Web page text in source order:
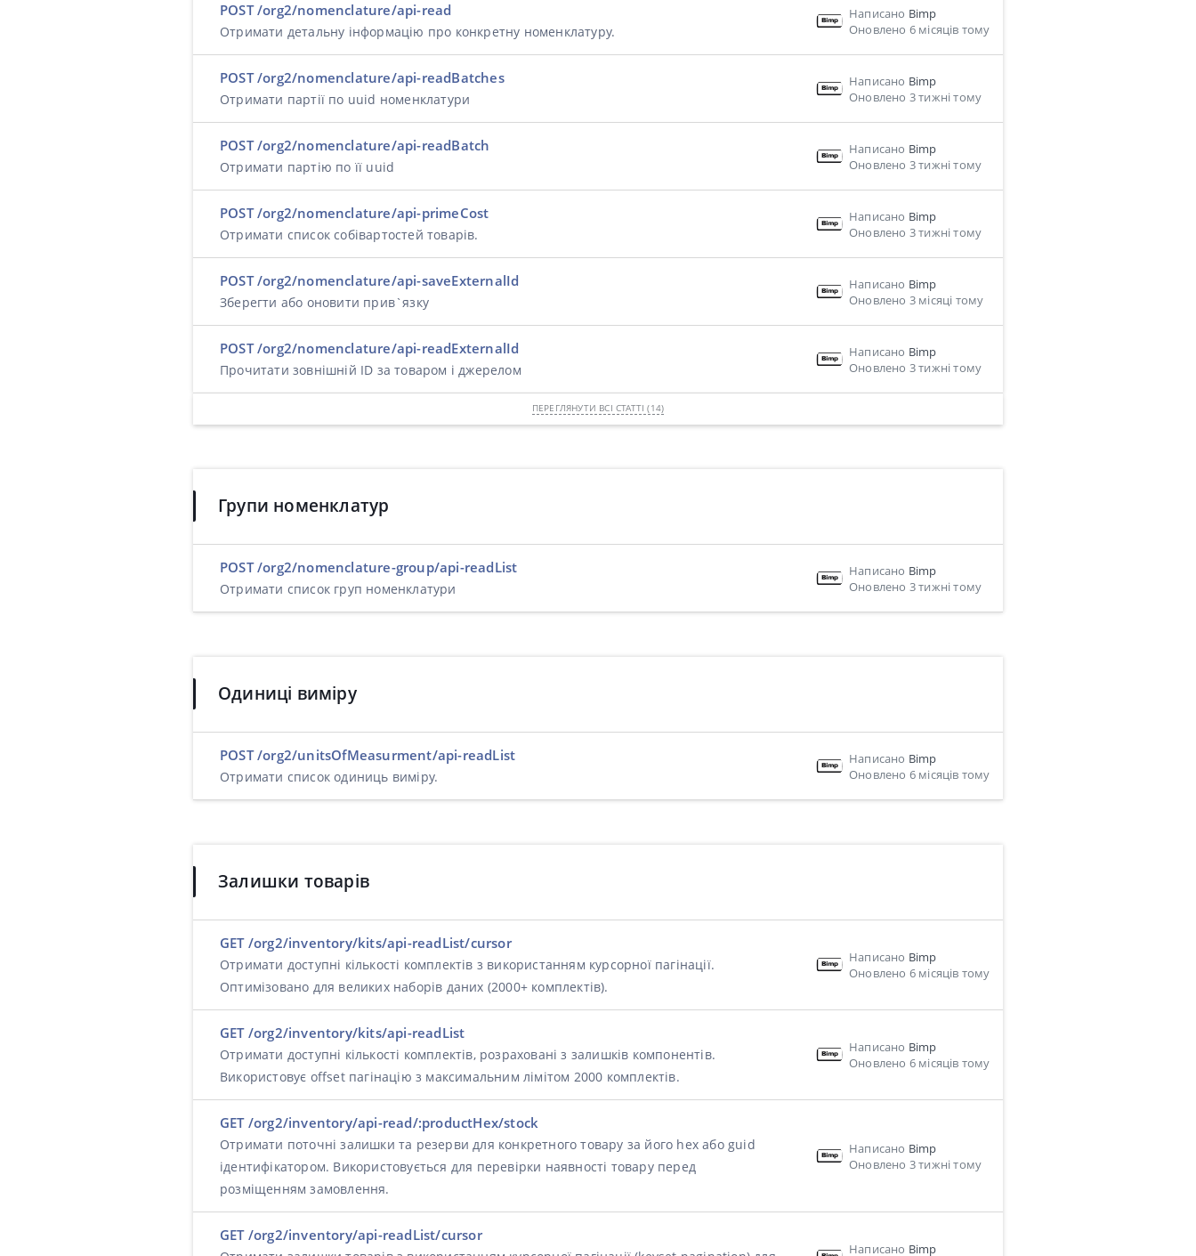
POST /org2/nomenclature/api-read
Отримати детальну інформацію про конкретну номенклатуру.
Написано Bimp
Оновлено 6 місяців тому
POST /org2/nomenclature/api-readBatches
Отримати партії по uuid номенклатури
Написано Bimp
Оновлено 3 тижні тому
POST /org2/nomenclature/api-readBatch
Отримати партію по її uuid
Написано Bimp
Оновлено 3 тижні тому
POST /org2/nomenclature/api-primeCost
Отримати список собівартостей товарів.
Написано Bimp
Оновлено 3 тижні тому
POST /org2/nomenclature/api-saveExternalId
Зберегти або оновити прив`язку
Написано Bimp
Оновлено 3 місяці тому
POST /org2/nomenclature/api-readExternalId
Прочитати зовнішній ID за товаром і джерелом
Написано Bimp
Оновлено 3 тижні тому
ПЕРЕГЛЯНУТИ ВСІ СТАТТІ (14)
Групи номенклатур
POST /org2/nomenclature-group/api-readList
Отримати список груп номенклатури
Написано Bimp
Оновлено 3 тижні тому
Одиниці виміру
POST /org2/unitsOfMeasurment/api-readList
Отримати список одиниць виміру.
Написано Bimp
Оновлено 6 місяців тому
Залишки товарів
GET /org2/inventory/kits/api-readList/cursor
Отримати доступні кількості комплектів з використанням курсорної пагінації.
Оптимізовано для великих наборів даних (2000+ комплектів).
Написано Bimp
Оновлено 6 місяців тому
GET /org2/inventory/kits/api-readList
Отримати доступні кількості комплектів, розраховані з залишків компонентів.
Використовує offset пагінацію з максимальним лімітом 2000 комплектів.
Написано Bimp
Оновлено 6 місяців тому
GET /org2/inventory/api-read/:productHex/stock
Отримати поточні залишки та резерви для конкретного товару за його hex або guid
ідентифікатором. Використовується для перевірки наявності товару перед
розміщенням замовлення.
Написано Bimp
Оновлено 3 тижні тому
GET /org2/inventory/api-readList/cursor
Написано Bimp